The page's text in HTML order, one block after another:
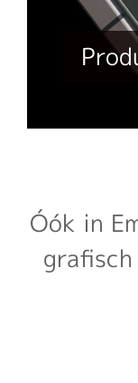
Óók in
grafisch